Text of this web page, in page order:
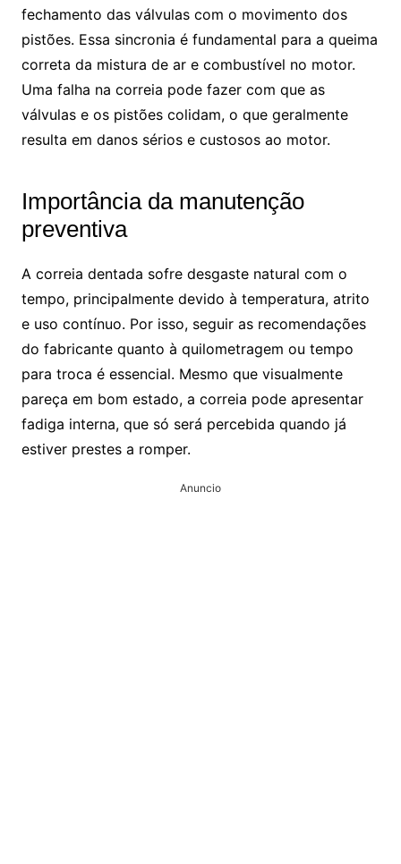
fechamento das válvulas com o movimento dos
pistões. Essa sincronia é fundamental para a queima
correta da mistura de ar e combustível no motor.
Uma falha na correia pode fazer com que as
válvulas e os pistões colidam, o que geralmente
resulta em danos sérios e custosos ao motor.
Importância da manutenção
preventiva
A correia dentada sofre desgaste natural com o
tempo, principalmente devido à temperatura, atrito
e uso contínuo. Por isso, seguir as recomendações
do fabricante quanto à quilometragem ou tempo
para troca é essencial. Mesmo que visualmente
pareça em bom estado, a correia pode apresentar
fadiga interna, que só será percebida quando já
estiver prestes a romper.
Anuncio